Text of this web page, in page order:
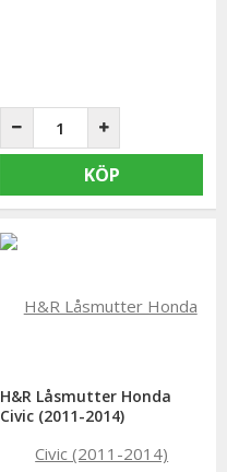
KÖP
H&R Låsmutter Honda
Civic (2011-2014)